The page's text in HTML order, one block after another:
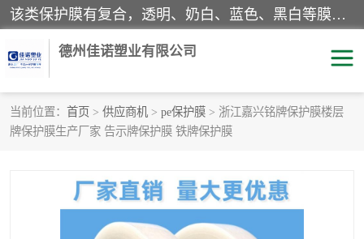
该类保护膜有复合，透明、奶白、蓝色、黑白等膜型。特高粘，高粘，中高粘，中粘，中低粘，低粘等。对于不同的粘力要求有相应的产品相适配。无胶渍残留污染。在较宽的收卷幅度下平整无皱纹，收卷长度大，利于机械化及自动化施工粘贴。为您的产品提供的表面保护解决方案。 产品广泛适用于：铝材、不锈钢、金属、塑料、电子、家电、家具、玻璃、化工材料、装饰材料等。
德州佳诺塑业有限公司
当前位置： 首页 > 供应商机 > pe保护膜 > 浙江嘉兴铭牌保护膜楼层
牌保护膜生产厂家 告示牌保护膜 铁牌保护膜
pe保护膜 包装膜
地毯保护膜 家具保护膜
透明保护膜